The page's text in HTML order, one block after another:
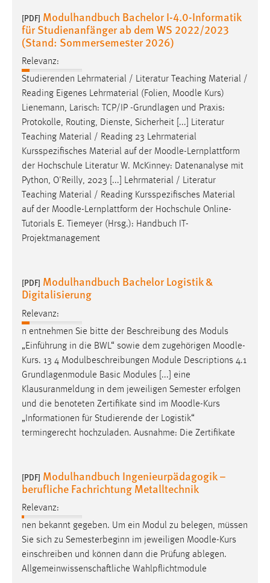
[PDF] Modulhandbuch Bachelor I-4.0-Informatik
für Studienanfänger ab dem WS 2022/2023
(Stand: Sommersemester 2026)
Relevanz:
Studierenden Lehrmaterial / Literatur Teaching Material /
Reading Eigenes Lehrmaterial (Folien, Moodle Kurs)
Lienemann, Larisch: TCP/IP -Grundlagen und Praxis:
Protokolle, Routing, Dienste, Sicherheit [...] Literatur
Teaching Material / Reading 23 Lehrmaterial
Kursspezifisches Material auf der Moodle-Lernplattform
der Hochschule Literatur W. McKinney: Datenanalyse mit
Python, O'Reilly, 2023 [...] Lehrmaterial / Literatur
Teaching Material / Reading Kursspezifisches Material
auf der Moodle-Lernplattform der Hochschule Online-
Tutorials E. Tiemeyer (Hrsg.): Handbuch IT-
Projektmanagement
[PDF] Modulhandbuch Bachelor Logistik &
Digitalisierung
Relevanz:
n entnehmen Sie bitte der Beschreibung des Moduls
„Einführung in die BWL“ sowie dem zugehörigen Moodle-
Kurs. 13 4 Modulbeschreibungen Module Descriptions 4.1
Grundlagenmodule Basic Modules [...] eine
Klausuranmeldung in dem jeweiligen Semester erfolgen
und die benoteten Zertifikate sind im Moodle-Kurs
„Informationen für Studierende der Logistik“
termingerecht hochzuladen. Ausnahme: Die Zertifikate
[PDF] Modulhandbuch Ingenieurpädagogik –
berufliche Fachrichtung Metalltechnik
Relevanz:
nen bekannt gegeben. Um ein Modul zu belegen, müssen
Sie sich zu Semesterbeginn im jeweiligen Moodle-Kurs
einschreiben und können dann die Prüfung ablegen.
Allgemeinwissenschaftliche Wahlpflichtmodule